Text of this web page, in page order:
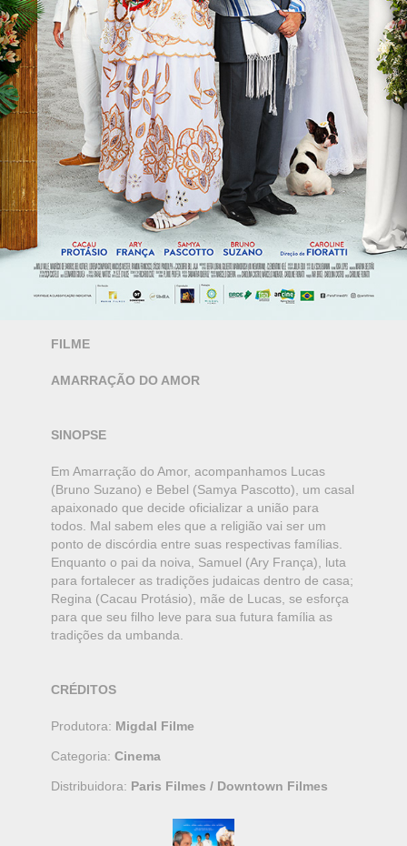
FILME
AMARRAÇÃO DO AMOR
SINOPSE
Em Amarração do Amor, acompanhamos Lucas
(Bruno Suzano) e Bebel (Samya Pascotto), um casal
apaixonado que decide oficializar a união para
todos. Mal sabem eles que a religião vai ser um
ponto de discórdia entre suas respectivas famílias.
Enquanto o pai da noiva, Samuel (Ary França), luta
para fortalecer as tradições judaicas dentro de casa;
Regina (Cacau Protásio), mãe de Lucas, se esforça
para que seu filho leve para sua futura família as
tradições da umbanda.
CRÉDITOS
Produtora: Migdal Filme
Categoria: Cinema
Distribuidora: Paris Filmes / Downtown Filmes